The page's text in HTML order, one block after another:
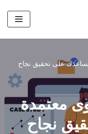
على تحقيق نجاح
معتمدة
نجاح